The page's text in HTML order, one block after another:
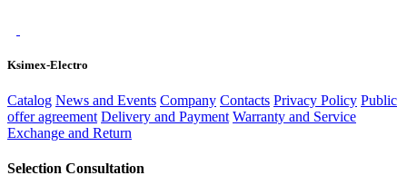
Ksimex-Electro
Catalog News and Events Company Contacts Privacy Policy Public
offer agreement Delivery and Payment Warranty and Service
Exchange and Return
Selection Consultation